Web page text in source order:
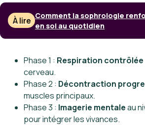
À lire Comment la sophrologie
en soi au quotidien
Phase 1 : Respiration contrôlée
cerveau.
Phase 2 : Décontraction
muscles principaux.
Phase 3 : Imagerie mentaleau
pour intégrer les vivances.